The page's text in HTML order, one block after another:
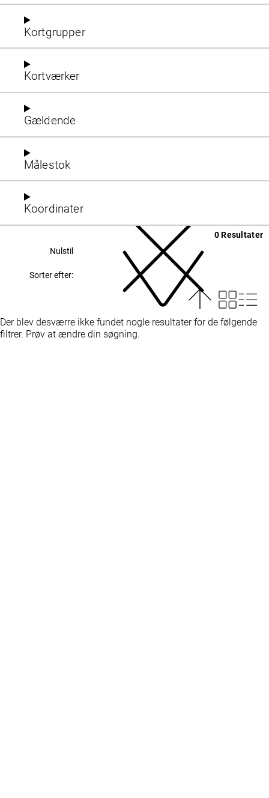
Kortgrupper
Kortværker
Gældende
Målestok
Koordinater
0 Resultater
Nulstil
Sorter efter:
Der blev desværre ikke fundet nogle resultater for de følgende
filtrer. Prøv at ændre din søgning.